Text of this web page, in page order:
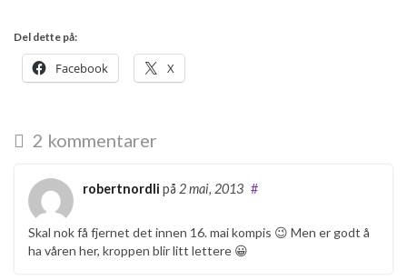
Del dette på:
Facebook X
2 kommentarer
robertnordli på 2 mai, 2013 #
Skal nok få fjernet det innen 16. mai kompis 😉 Men er godt å
ha våren her, kroppen blir litt lettere 😀